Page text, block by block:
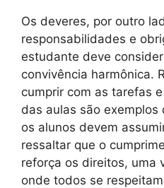
Os deveres, por outro
responsabilidades e
estudante deve
convivência harmônica.
cumprir com as tarefas
das aulas são
os alunos devem
ressaltar que o
reforça os direitos, uma
onde todos se